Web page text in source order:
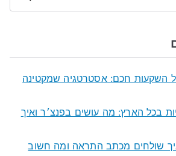
השקעות חכם: אסטרטגיה שמקטינה
בכל הארץ: מה עושים בפנצ׳ר ואיך
שולחים מכתב התראה ומה חשוב